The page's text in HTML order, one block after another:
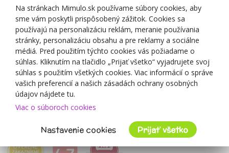
Zľavové kupóny
Blog
O predajcovi
Mimulo.sk
Obchodné podmienky
Ochrana osobných údajov GDPR
Kontakty
Spolupracujeme
Na stránkach Mimulo.sk používame súbory cookies, aby
sme vám poskytli prispôsobený zážitok. Cookies sa
používajú na personalizáciu reklám, meranie používania
stránky, personalizáciu obsahu a pre reklamy a sociálne
médiá. Pred použitím týchto cookies vás požiadame o
súhlas. Kliknutím na tlačidlo „Prijať všetko“ vyjadrujete svoj
súhlas s použitím všetkých cookies. Viac informácií o správe
vašich preferencií a našich zásadách ochrany osobných
údajov nájdete tu.
Viac o súboroch cookies
Nastavenie cookies Prijať všetko